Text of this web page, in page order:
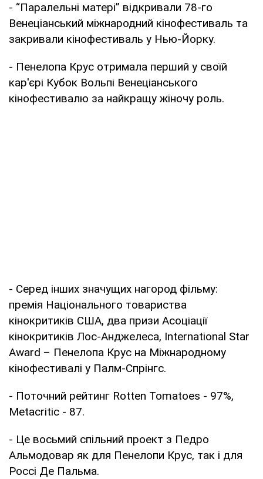
- “Паралельні матері” відкривали 78-го
Венеціанський міжнародний кінофестиваль та
закривали кінофестиваль у Нью-Йорку.
- Пенелопа Крус отримала перший у своїй
кар'єрі Кубок Вольпі Венеціанського
кінофестивалю за найкращу жіночу роль.
- Серед інших значущих нагород фільму:
премія Національного товариства
кінокритиків США, два призи Асоціації
кінокритиків Лос-Анджелеса, International Star
Award – Пенелопа Крус на Міжнародному
кінофестивалі у Палм-Спрінгс.
- Поточний рейтинг Rotten Tomatoes - 97%,
Metacritic - 87.
- Це восьмий спільний проект з Педро
Альмодовар як для Пенелопи Крус, так і для
Россі Де Пальма.